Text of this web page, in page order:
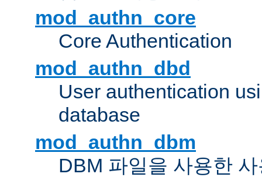
mod_authn_core
Core Authentication
mod_authn_dbd
User authentication
database
mod_authn_dbm
DBM 파일을 사용한